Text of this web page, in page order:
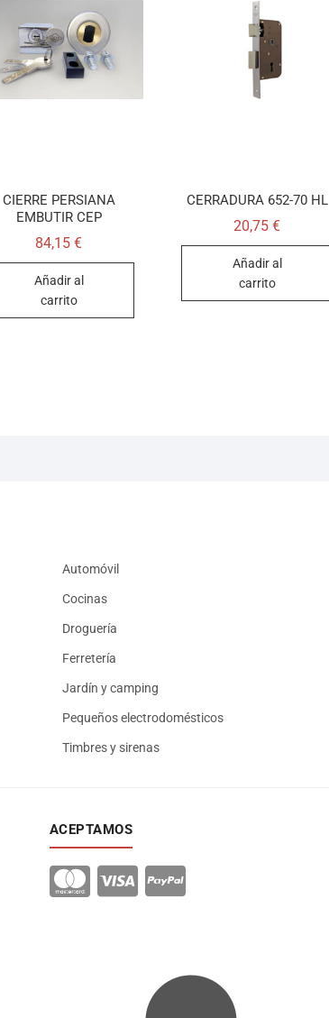
CIERRE PERSIANA
EMBUTIR CEP
84,15€
Añadir al
carrito
CERRADURA 652-70 HL
20,75€
Añadir al
carrito
Automóvil
Cocinas
Droguería
Ferretería
Jardín y camping
Pequeños electrodomésticos
Timbres y sirenas
ACEPTAMOS